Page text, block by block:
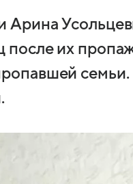
Арина
после их